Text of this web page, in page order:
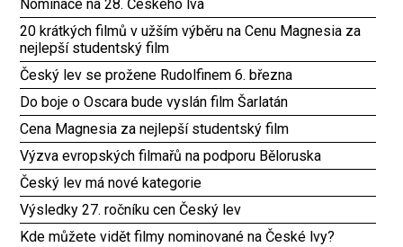
Nominace na 28. Českého lva
20 krátkých filmů v užším výběru na Cenu Magnesia za
nejlepší studentský film
Český lev se prožene Rudolfinem 6. března
Do boje o Oscara bude vyslán film Šarlatán
Cena Magnesia za nejlepší studentský film
Výzva evropských filmařů na podporu Běloruska
Český lev má nové kategorie
Výsledky 27. ročníku cen Český lev
Kde můžete vidět filmy nominované na České lvy?